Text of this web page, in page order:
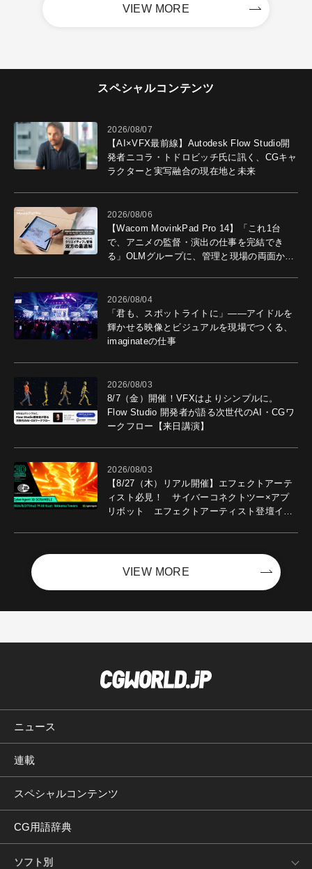
VIEW MORE
スペシャルコンテンツ
2026/08/07
【AI×VFX最前線】Autodesk Flow Studio開
発者ニコラ・トドロビッチ氏に訊く、CGキャ
ラクターと実写融合の現在地と未来
2026/08/06
【Wacom MovinkPad Pro 14】「これ1台
で、アニメの監督・演出の仕事を完結でき
る」OLMグループに、管理と現場の両面から
2026/08/04
「君も、スポットライトに」――アイドルを
輝かせる映像とビジュアルを現場でつくる、
imaginateの仕事
2026/08/03
8/7（金）開催！VFXはよりシンプルに。
Flow Studio 開発者が語る次世代のAI・CGワ
ークフロー【来日講演】
2026/08/03
【8/27（木）リアル開催】エフェクトアーテ
ィスト必見！ サイバーコネクトツー×アプ
リボット エフェクトアーティスト登壇イベ
VIEW MORE
ニュース
連載
スペシャルコンテンツ
CG用語辞典
ソフト別